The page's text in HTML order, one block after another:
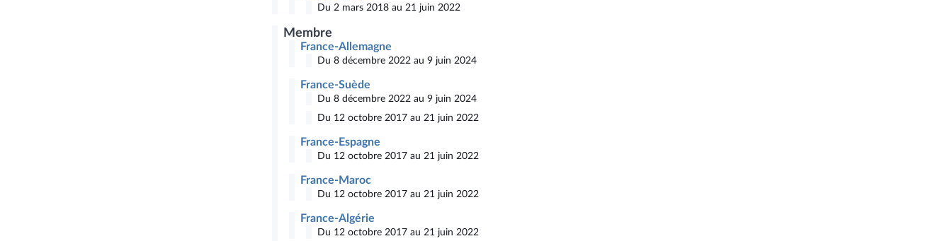
Du 2 mars 2018 au 21 juin 2022
Membre
France-Allemagne
Du 8 décembre 2022 au 9 juin 2024
France-Suède
Du 8 décembre 2022 au 9 juin 2024
Du 12 octobre 2017 au 21 juin 2022
France-Espagne
Du 12 octobre 2017 au 21 juin 2022
France-Maroc
Du 12 octobre 2017 au 21 juin 2022
France-Algérie
Du 12 octobre 2017 au 21 juin 2022